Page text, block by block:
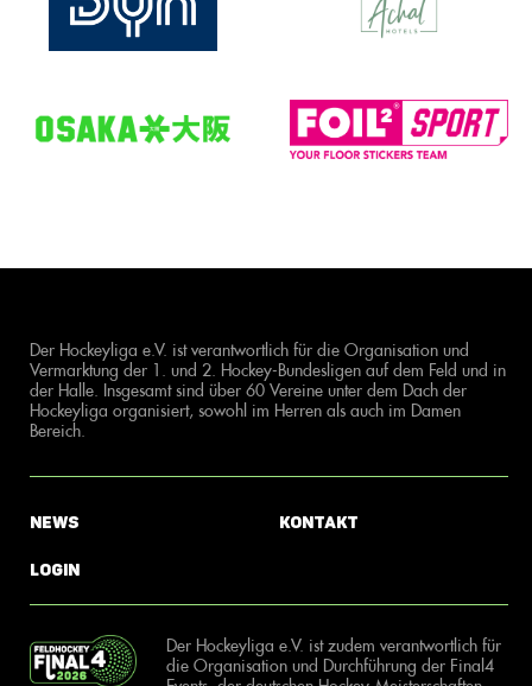
Der Hockeyliga e.V. ist verantwortlich für die Organisation und
Vermarktung der 1. und 2. Hockey-Bundesligen auf dem Feld und in
der Halle. Insgesamt sind über 60 Vereine unter dem Dach der
Hockeyliga organisiert, sowohl im Herren als auch im Damen
Bereich.
News
Login
Kontakt
Der Hockeyliga e.V. ist zudem verantwortlich für
die Organisation und Durchführung der Final4